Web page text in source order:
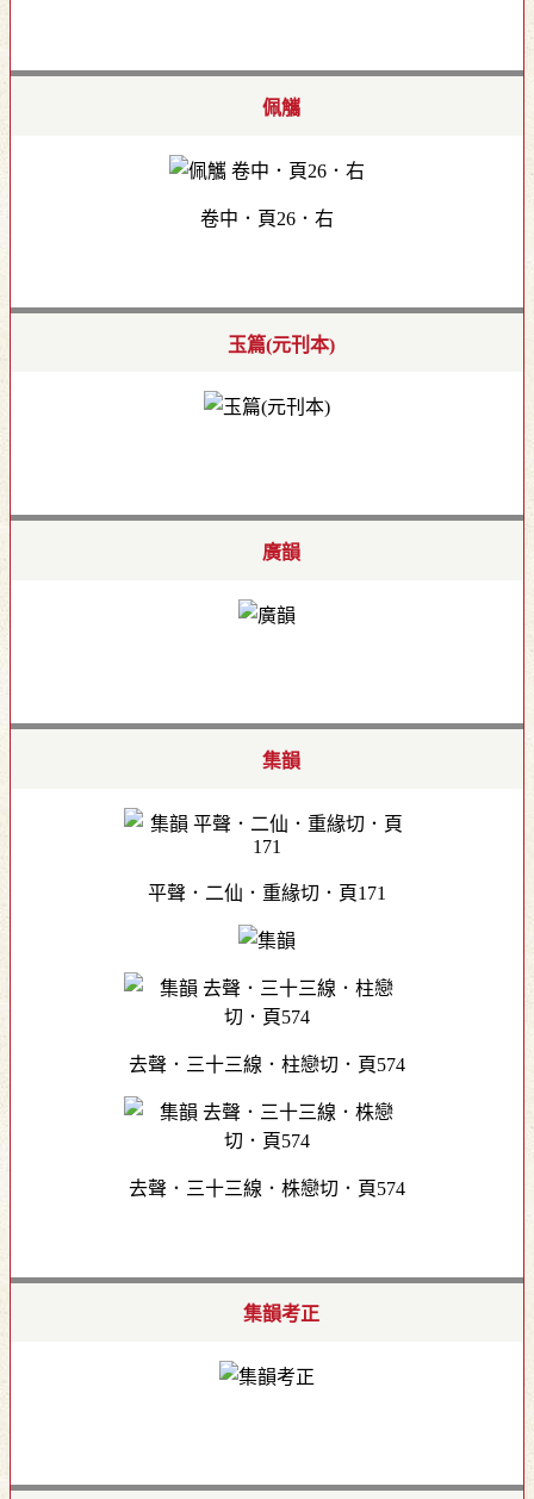
佩觿
卷中．頁26．右
玉篇(元刊本)
廣韻
集韻
平聲．二仙．重緣切．頁171
去聲．三十三線．柱戀切．頁574
去聲．三十三線．株戀切．頁574
集韻考正